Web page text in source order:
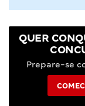
QUER
Prepare-se